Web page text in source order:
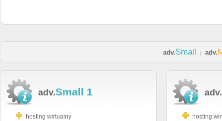
adv.Small adv.
adv.Small 1
hosting wirtualny
adv.
hosting